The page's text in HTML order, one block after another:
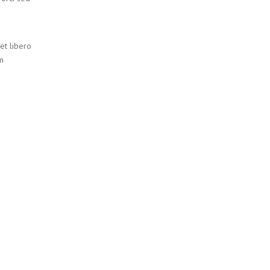
libero